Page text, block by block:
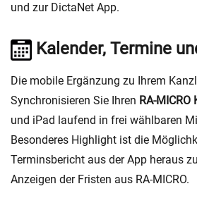
und zur DictaNet App.
Kalender, Termine
Die mobile Ergänzung zu Ihrem
Synchronisieren Sie Ihren RA-MICRO
und iPad laufend in frei wählbaren
Besonderes Highlight ist die
Terminsbericht aus der App heraus
Anzeigen der Fristen aus RA-MICRO.